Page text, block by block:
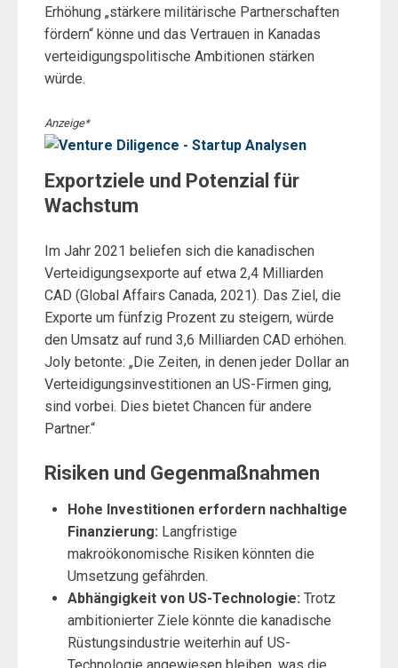
Erhöhung „stärkere militärische Partnerschaften
fördern“ könne und das Vertrauen in Kanadas
verteidigungspolitische Ambitionen stärken
würde.
Anzeige*
Exportziele und Potenzial für
Wachstum
Im Jahr 2021 beliefen sich die kanadischen
Verteidigungsexporte auf etwa 2,4 Milliarden
CAD (Global Affairs Canada, 2021). Das Ziel, die
Exporte um fünfzig Prozent zu steigern, würde
den Umsatz auf rund 3,6 Milliarden CAD erhöhen.
Joly betonte: „Die Zeiten, in denen jeder Dollar an
Verteidigungsinvestitionen an US-Firmen ging,
sind vorbei. Dies bietet Chancen für andere
Partner.“
Risiken und Gegenmaßnahmen
Hohe Investitionen erfordern nachhaltige
Finanzierung: Langfristige
makroökonomische Risiken könnten die
Umsetzung gefährden.
Abhängigkeit von US-Technologie: Trotz
ambitionierter Ziele könnte die kanadische
Rüstungsindustrie weiterhin auf US-